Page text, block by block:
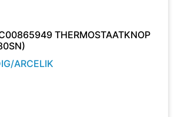
THERMOSTAATKNOP
ARCELIK